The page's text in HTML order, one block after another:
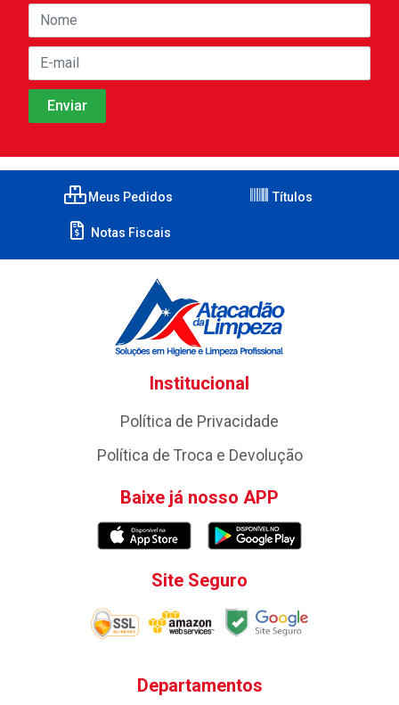
Meus Pedidos Títulos
Notas Fiscais
Institucional
Política de Privacidade
Política de Troca e Devolução
Baixe já nosso APP
Site Seguro
Departamentos